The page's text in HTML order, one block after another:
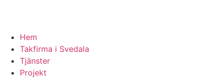
Hem
Takfirma i Svedala
Tjänster
Projekt